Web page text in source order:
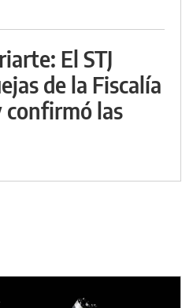
El STJ
de la Fiscalía
confirmó las